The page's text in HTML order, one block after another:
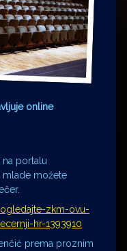
online
portalu
mlade možete
zkm-ovu-
hr-1393910
prema proznim